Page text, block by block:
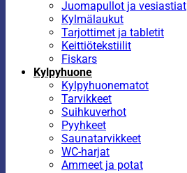
Juomapullot ja vesiastiat
Kylmälaukut
Tarjottimet ja tabletit
Keittiötekstiilit
Fiskars
Kylpyhuone
Kylpyhuonematot
Tarvikkeet
Suihkuverhot
Pyyhkeet
Saunatarvikkeet
WC-harjat
Ammeet ja potat